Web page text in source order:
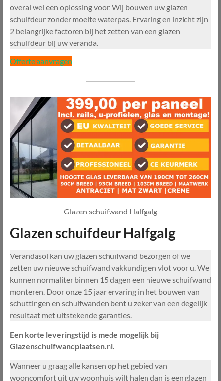
overal wel een oplossing voor. Wij bouwen uw glazen
schuifdeur zonder moeite waterpas. Ervaring en inzicht zijn
2 belangrijke factoren bij het zetten van een glazen
schuifdeur bij uw veranda.
Offerte aanvragen
Glazen schuifwand Halfgalg
Glazen schuifdeur Halfgalg
Verandasol kan uw glazen schuifwand bezorgen of we
zetten uw nieuwe schuifwand vakkundig en vlot voor u. We
kunnen normaliter binnen 15 dagen een nieuwe schuifwand
monteren. Door onze 15 jaar ervaring in het bouwen van
schuttingen en schuifwanden bent u zeker van een degelijk
resultaat met uitstekende garanties.
Een korte leveringstijd is mede mogelijk bij
Glazenschuifwandplaatsen.nl.
Wanneer u graag alle kansen op het gebied van
wooncomfort uit uw woonhuis wilt halen dan is een glazen